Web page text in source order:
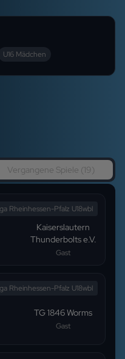
U16 Mädchen
Vergangene Spiele (19 )
Rheinhessen-Pfalz U18wbl
Kaiserslautern
Thunderbolts e.V.
Gast
Rheinhessen-Pfalz U18wbl
TG 1846 Worms
Gast